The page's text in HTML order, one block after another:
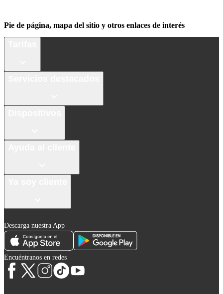
Pie de página, mapa del sitio y otros enlaces de interés
Descarga nuestra App
Encuéntranos en redes